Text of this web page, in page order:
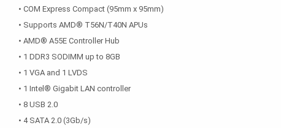
• COM Express Compact (95mm x 95mm)
• Supports AMD® T56N/T40N APUs
• AMD® A55E Controller Hub
• 1 DDR3 SODIMM up to 8GB
• 1 VGA and 1 LVDS
• 1 Intel® Gigabit LAN controller
• 8 USB 2.0
• 4 SATA 2.0 (3Gb/s)